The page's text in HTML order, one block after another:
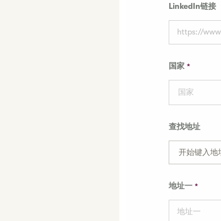
LinkedIn链接
国家
国家
查找地址
开始键入地
地址一